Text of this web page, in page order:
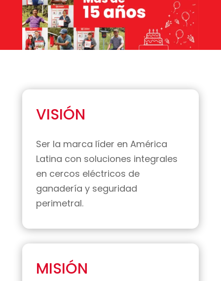
VISIÓN
Ser la marca líder en América
Latina con soluciones integrales
en cercos eléctricos de
ganadería y seguridad
perimetral.
MISIÓN